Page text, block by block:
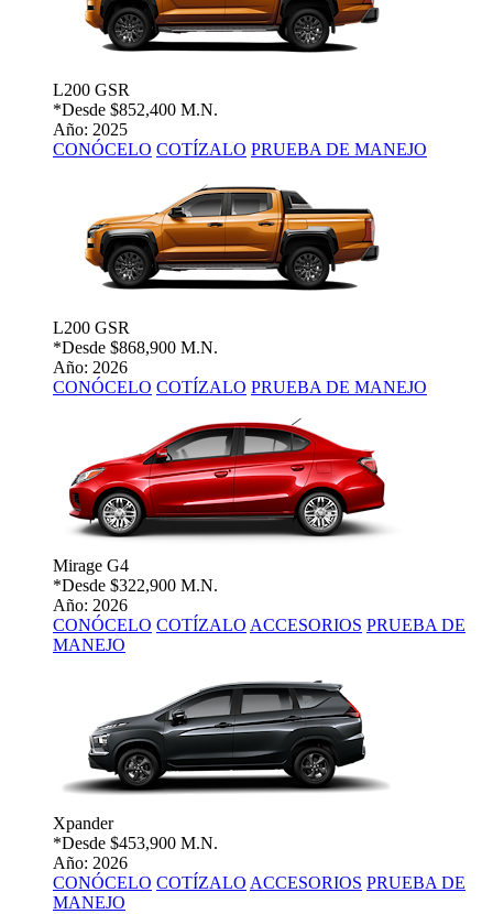
L200 GSR
*Desde $852,400 M.N.
Año: 2025
CONÓCELO COTÍZALO PRUEBA DE MANEJO
L200 GSR
*Desde $868,900 M.N.
Año: 2026
CONÓCELO COTÍZALO PRUEBA DE MANEJO
Mirage G4
*Desde $322,900 M.N.
Año: 2026
CONÓCELO COTÍZALO ACCESORIOS PRUEBA DE
MANEJO
Xpander
*Desde $453,900 M.N.
Año: 2026
CONÓCELO COTÍZALO ACCESORIOS PRUEBA DE
MANEJO